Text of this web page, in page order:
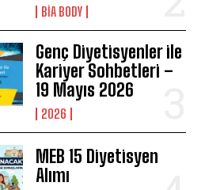
BIA BODY
Genç Diyetisyenler ile
Kariyer Sohbetleri –
19 Mayıs 2026
2026
MEB 15 Diyetisyen
Alımı